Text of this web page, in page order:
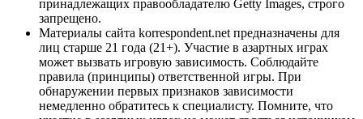
принадлежащих правообладателю Getty Images, строго
запрещено.
Материалы сайта korrespondent.net предназначены для
лиц старше 21 года (21+). Участие в азартных играх
может вызвать игровую зависимость. Соблюдайте
правила (принципы) ответственной игры. При
обнаружении первых признаков зависимости
немедленно обратитесь к специалисту. Помните, что